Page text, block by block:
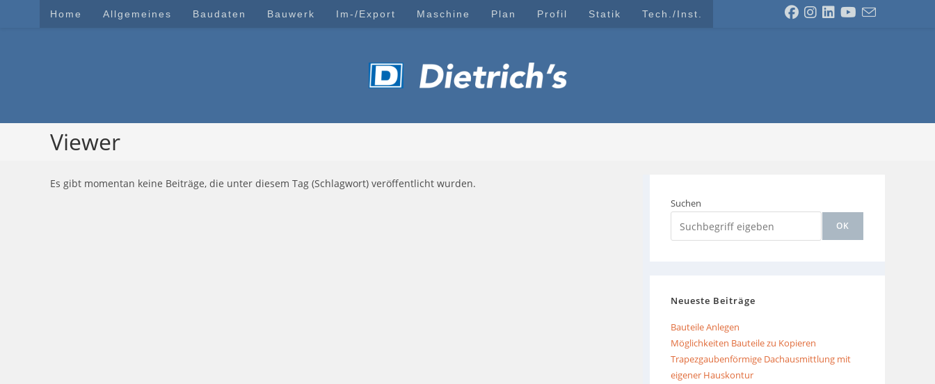
Home Allgemeines Baudaten Bauwerk Im-/Export Maschine Plan Profil Statik Tech./Inst.
Viewer
Es gibt momentan keine Beiträge, die unter diesem Tag (Schlagwort) veröffentlicht wurden.
Suchen
OK
Neueste Beiträge
Bauteile Anlegen
Möglichkeiten Bauteile zu Kopieren
Trapezgaubenförmige Dachausmittlung mit
eigener Hauskontur